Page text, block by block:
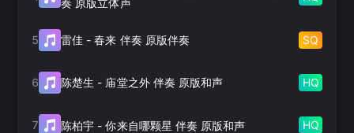
奏 原版立体声
5 雷佳 -春来 伴奏 原版伴奏 SQ
6 陈楚生 - 庙堂之外 伴奏 原版和声 HQ
7 陈柏宇 -你来自哪颗星 伴奏 原版和声 HQ